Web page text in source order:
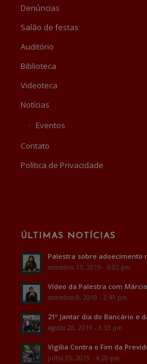
Denúncias
Salão de festas
Auditório
Biblioteca
Videoteca
Notícias
Eventos
Contato
Política de Privacidade
ÚLTIMAS NOTÍCIAS
Palestra sobre adoecimento
setembro 13, 2019 - 4:02 pm
Vídeo da Palestra com
setembro 9, 2019 - 2:49 pm
21º Jantar dia do Bancário e
agosto 28, 2019 - 3:33 pm
Vigília Contra o Fim da
julho 15, 2019 - 4:20 pm